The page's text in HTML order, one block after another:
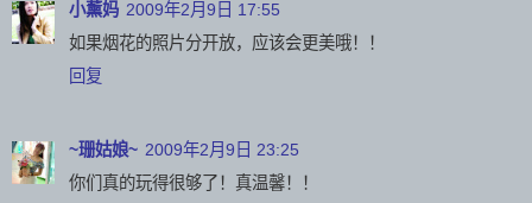
小薰妈 2009年2月9日 17:55
如果烟花的照片分开放，应该会更美哦！！
回复
~珊姑娘~ 2009年2月9日 23:25
你们真的玩得很够了！真温馨！！